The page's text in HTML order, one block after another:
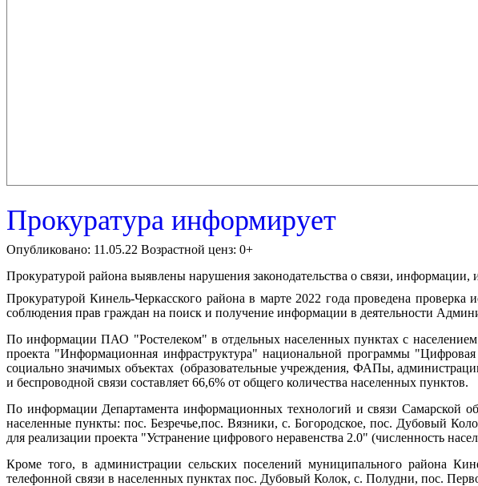
Прокуратура информирует
Опубликовано: 11.05.22 Возрастной ценз: 0+
Прокуратурой района выявлены нарушения законодательства о связи,
Прокуратурой Кинель-Черкасского района в марте 2022 года проведена
соблюдения прав граждан на поиск и получение информации в деятельности
По информации ПАО "Ростелеком" в отдельных населенных пунктах с населением
проекта "Информационная инфраструктура" национальной программы
социально значимых объектах (образовательные учреждения, ФАПы,
и беспроводной связи составляет 66,6% от общего количества населенных пунктов.
По информации Департамента информационных технологий и связи Самарской
населенные пункты: пос. Безречье,пос. Вязники, с. Богородское, пос. Дубовый
для реализации проекта "Устранение цифрового неравенства 2.0" (численность
Кроме того, в администрации сельских поселений муниципального района
телефонной связи в населенных пунктах пос. Дубовый Колок, с. Полудни, пос.